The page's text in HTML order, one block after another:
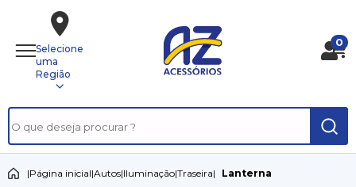
Selecione
uma
Região
0
|Página inicial|Autos|Iluminação|Traseira| Lanterna